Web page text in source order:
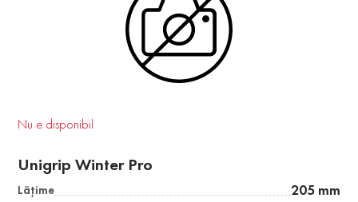
Nu e disponibil
Unigrip Winter Pro
Lăţime 205 mm